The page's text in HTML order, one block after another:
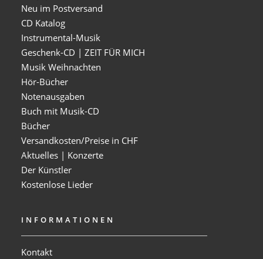
Neu im Postversand
CD Katalog
Instrumental-Musik
Geschenk-CD | ZEIT FÜR MICH
Musik Weihnachten
Hör-Bücher
Notenausgaben
Buch mit Musik-CD
Bücher
Versandkosten/Preise in CHF
Aktuelles | Konzerte
Der Künstler
Kostenlose Lieder
INFORMATIONEN
Kontakt